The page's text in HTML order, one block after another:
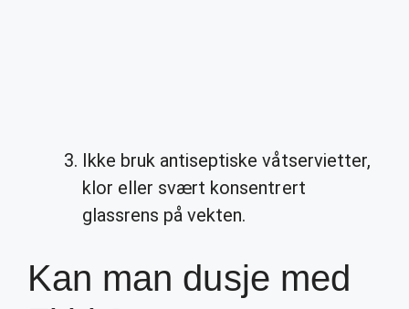
Ikke bruk antiseptiske våtservietter,
klor eller svært konsentrert
glassrens på vekten.
Kan man dusje med